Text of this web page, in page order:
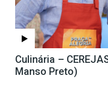
Culinária –
Manso Preto)